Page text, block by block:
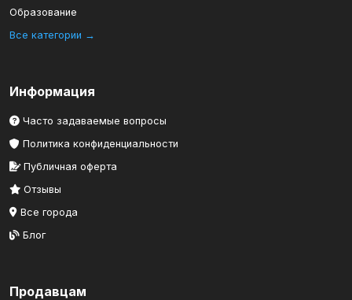
Образование
Все категории →
Информация
Часто задаваемые вопросы
Политика конфиденциальности
Публичная оферта
Отзывы
Все города
Блог
Продавцам